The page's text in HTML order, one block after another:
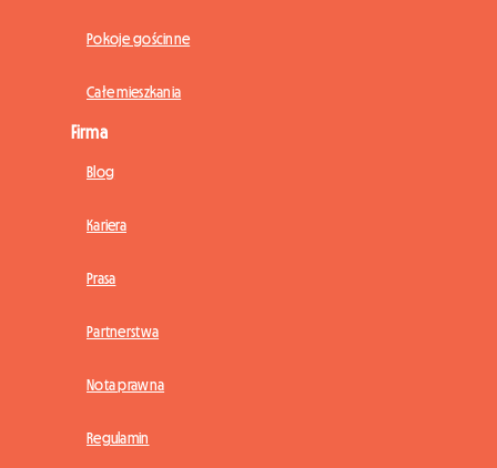
Pokoje gościnne
Całe mieszkania
Firma
Blog
Kariera
Prasa
Partnerstwa
Nota prawna
Regulamin